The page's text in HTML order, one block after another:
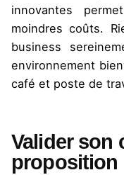
innovantes
moindres coûts.
business
environnement
café et poste de
Valider son
proposition